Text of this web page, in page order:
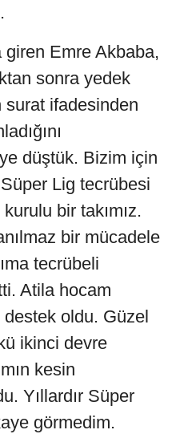
giren Emre Akbaba,
sonra yedek
ifadesinden
düştük. Bizim için
Lig tecrübesi
bir takımız.
bir mücadele
tecrübeli
Atila hocam
oldu. Güzel
ikinci devre
kesin
Yıllardır Süper
görmedim.